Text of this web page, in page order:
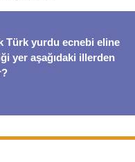
Türk yurdu ecnebi eline
yer aşağıdaki illerden